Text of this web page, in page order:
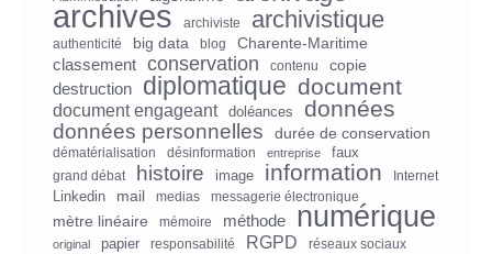
archives archiviste archivistique
authenticité big data blog
Charente-Maritime
classement
conservation contenu
copie
destruction
diplomatique document
document engageant doléances données
données personnelles durée de conservation
dématérialisation désinformation entreprise faux
grand débat histoire image information Internet
Linkedin mail medias messagerie électronique
mètre linéaire mémoire méthode numérique
original papier responsabilité RGPD réseaux sociaux